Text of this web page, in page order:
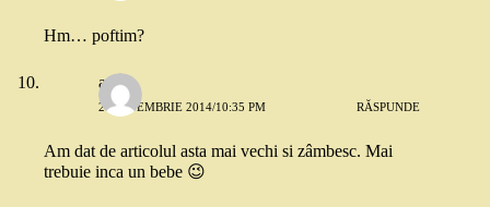
Hm… poftim?
ana
2 SEPTEMBRIE 2014/10:35 PM RĂSPUNDE
Am dat de articolul asta mai vechi si zâmbesc. Mai
trebuie inca un bebe 😉